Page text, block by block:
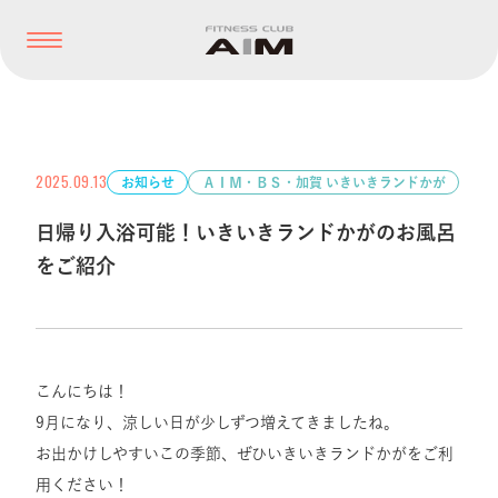
2025.09.13 お知らせ ＡＩＭ・ＢＳ・加賀 いきいきランドかが
日帰り入浴可能！いきいきランドかがのお風呂
をご紹介
こんにちは！
9月になり、涼しい日が少しずつ増えてきましたね。
お出かけしやすいこの季節、ぜひいきいきランドかがをご利
用ください！